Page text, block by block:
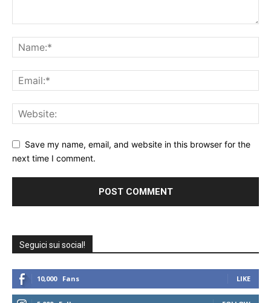
Save my name, email, and website in this browser for the
next time I comment.
Seguici sui social!
10,000 Fans LIKE